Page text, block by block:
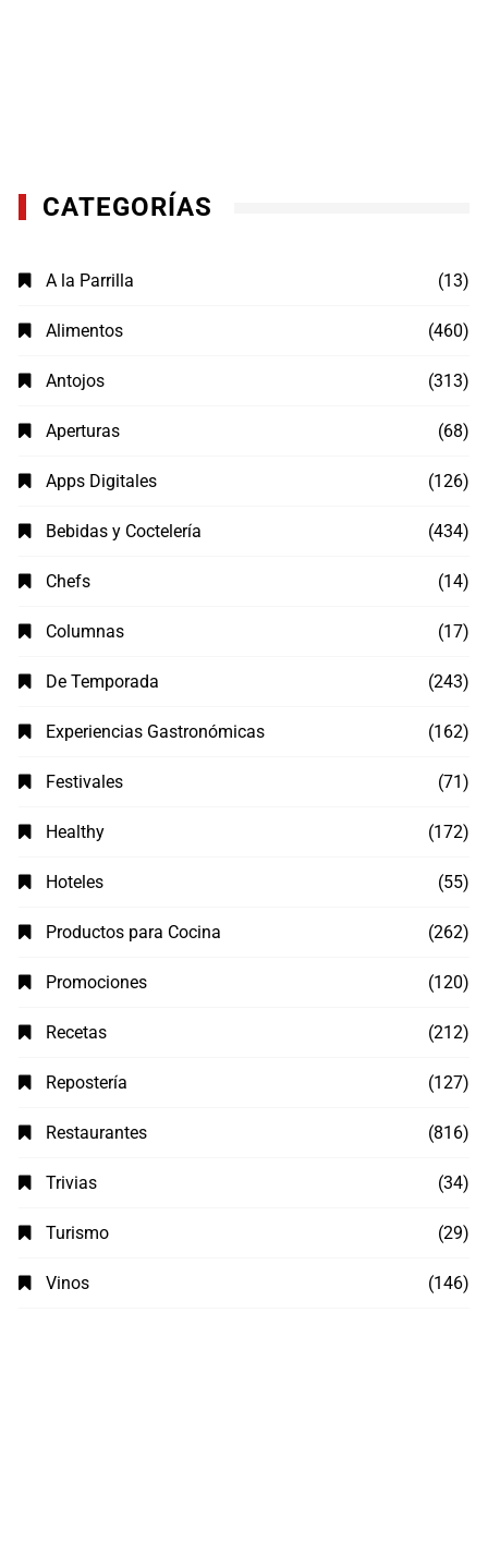
CATEGORÍAS
A la Parrilla (13)
Alimentos (460)
Antojos (313)
Aperturas (68)
Apps Digitales (126)
Bebidas y Coctelería (434)
Chefs (14)
Columnas (17)
De Temporada (243)
Experiencias Gastronómicas (162)
Festivales (71)
Healthy (172)
Hoteles (55)
Productos para Cocina (262)
Promociones (120)
Recetas (212)
Repostería (127)
Restaurantes (816)
Trivias (34)
Turismo (29)
Vinos (146)